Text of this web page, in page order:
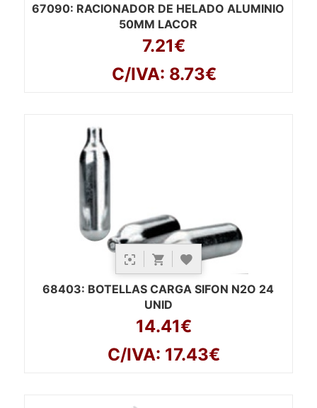
67090: RACIONADOR DE HELADO ALUMINIO
50MM LACOR
7.21€
C/IVA: 8.73€
68403: BOTELLAS CARGA SIFON N2O 24
UNID
14.41€
C/IVA: 17.43€